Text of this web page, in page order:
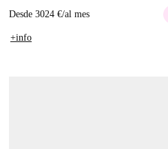
Desde 3024 €/al mes
+info